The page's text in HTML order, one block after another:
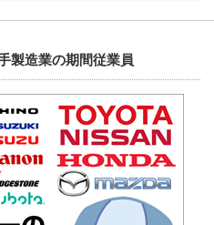
製造業の期間従業員